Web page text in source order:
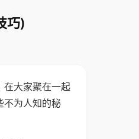
巧)
在大家聚在一起
不为人知的秘